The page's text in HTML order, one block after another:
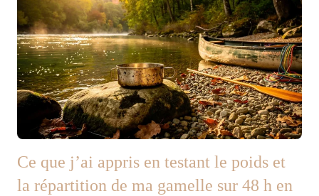
Ce que j’ai appris en testant le poids et
la répartition de ma gamelle sur 48 h en